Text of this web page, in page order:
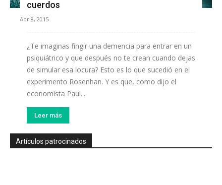
cuerdos
Abr 8, 2015
¿Te imaginas fingir una demencia para entrar en un
psiquiátrico y que después no te crean cuando dejas
de simular esa locura? Esto es lo que sucedió en el
experimento Rosenhan. Y es que, como dijo el
economista Paul...
Leer más
Artículos patrocinados